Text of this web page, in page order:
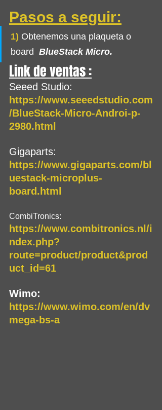
Pasos a seguir:
1) Obtenemos una plaqueta o
board BlueStack Micro.
Link de ventas :
Seeed Studio:
https://www.seeedstudio.com
/BlueStack-Micro-Androi-p-
2980.html
Gigaparts:
https://www.gigaparts.com/bl
uestack-microplus-
board.html
CombiTronics:
https://www.combitronics.nl/i
ndex.php?
route=product/product&prod
uct_id=61
Wimo:
https://www.wimo.com/en/dv
mega-bs-a